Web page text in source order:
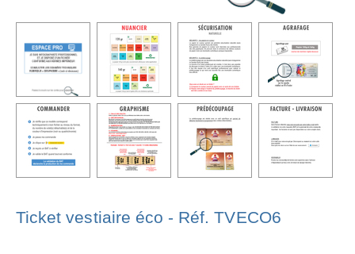
Ticket vestiaire éco - Réf. TVECO6